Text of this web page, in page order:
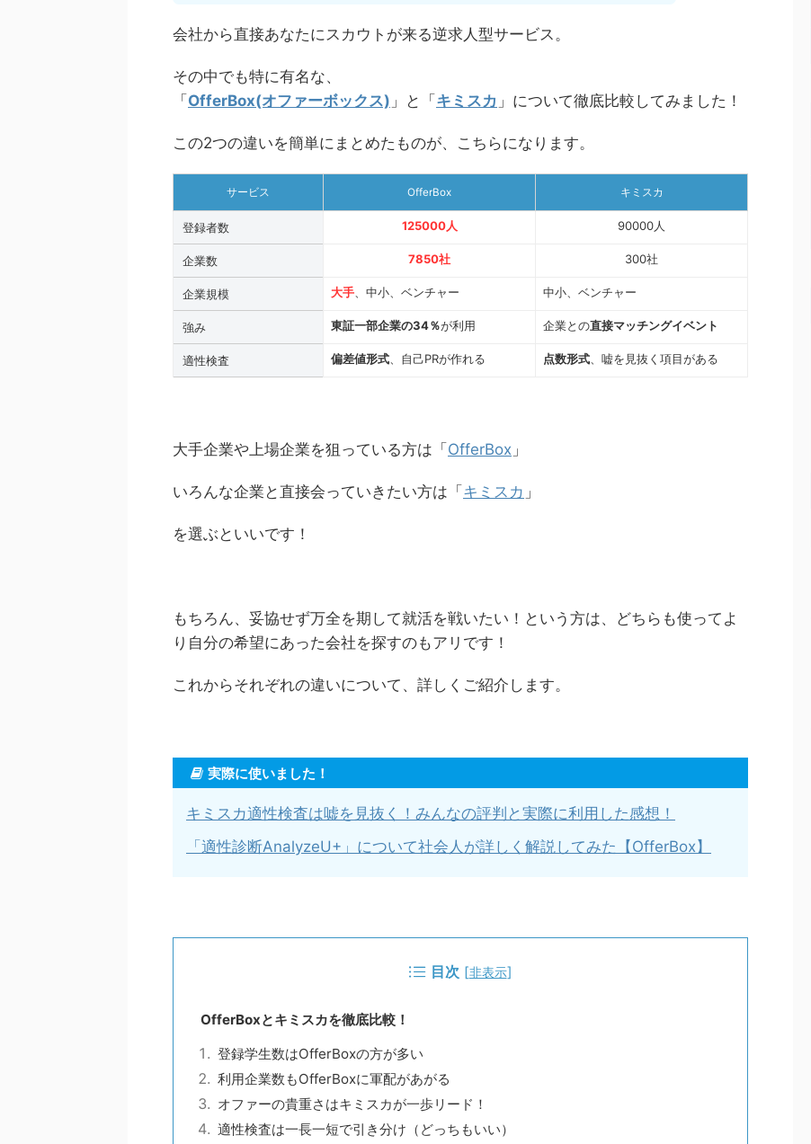
会社から直接あなたにスカウトが来る逆求人型サービス。
その中でも特に有名な、
「OfferBox(オファーボックス) 」と「キミスカ 」について徹底比較してみました！
この2つの違いを簡単にまとめたものが、こちらになります。
サービス OfferBox キミスカ
登録者数 125000人 90000人
企業数 7850社 300社
企業規模 大手 、中小、ベンチャー 中小、ベンチャー
強み 東証一部企業の34％が利用 企業との直接マッチングイベント
適性検査 偏差値形式 、自己PRが作れる 点数形式 、嘘を見抜く項目がある
大手企業や上場企業を狙っている方は「OfferBox 」
いろんな企業と直接会っていきたい方は「キミスカ 」
を選ぶといいです！
もちろん、妥協せず万全を期して就活を戦いたい！という方は、どちらも使ってよ
り自分の希望にあった会社を探すのもアリです！
これからそれぞれの違いについて、詳しくご紹介します。
実際に使いました！
キミスカ適性検査は嘘を見抜く！みんなの評判と実際に利用した感想！
「適性診断AnalyzeU+」について社会人が詳しく解説してみた【OfferBox】
目次 [非表示]
OfferBoxとキミスカを徹底比較！
登録学生数はOfferBoxの方が多い
利用企業数もOfferBoxに軍配があがる
オファーの貴重さはキミスカが一歩リード！
適性検査は一長一短で引き分け（どっちもいい）